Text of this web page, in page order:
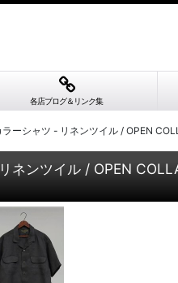
各店ブログ＆リンク集
ーシャツ - リネンツイル / OPEN
ネンツイル / OPEN